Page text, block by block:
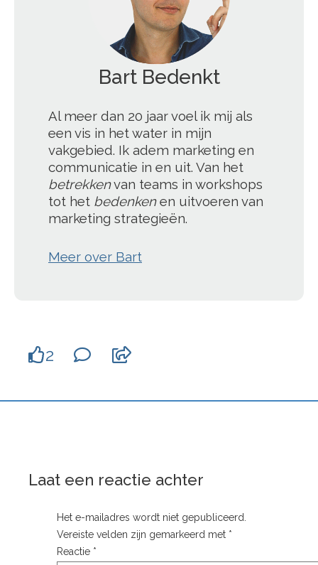
';
Al meer dan 20 jaar voel ik mij als
een vis in het water in mijn
vakgebied. Ik adem marketing en
communicatie in en uit. Van het
betrekkenvan teams in workshops
tot het bedenkenen uitvoeren van
marketing strategieën.
Meer over Bart
2
Laat een reactie achter
Het e-mailadres wordt niet gepubliceerd.
Vereiste velden zijn gemarkeerd met *
Reactie *